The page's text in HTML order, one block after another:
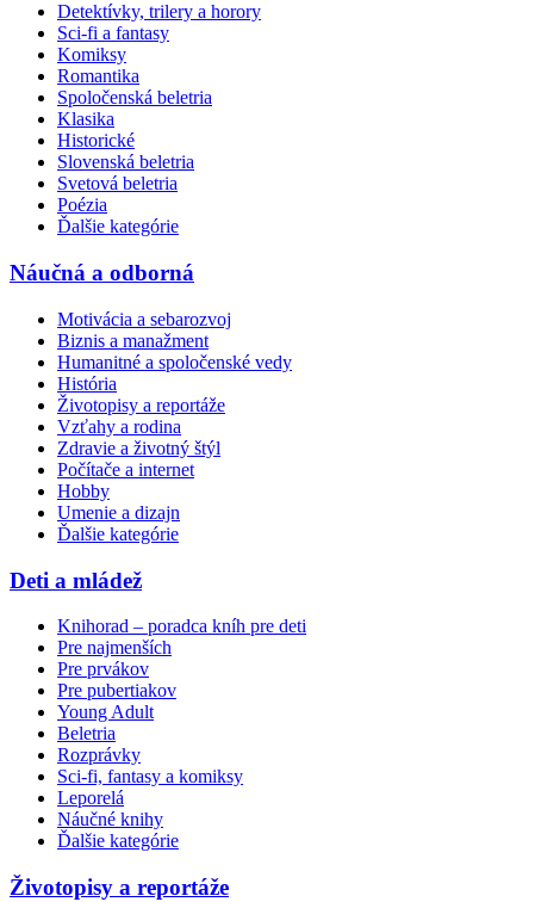
Detektívky, trilery a horory
Sci-fi a fantasy
Komiksy
Romantika
Spoločenská beletria
Klasika
Historické
Slovenská beletria
Svetová beletria
Poézia
Ďalšie kategórie
Náučná a odborná
Motivácia a sebarozvoj
Biznis a manažment
Humanitné a spoločenské vedy
História
Životopisy a reportáže
Vzťahy a rodina
Zdravie a životný štýl
Počítače a internet
Hobby
Umenie a dizajn
Ďalšie kategórie
Deti a mládež
Knihorad – poradca kníh pre deti
Pre najmenších
Pre prvákov
Pre pubertiakov
Young Adult
Beletria
Rozprávky
Sci-fi, fantasy a komiksy
Leporelá
Náučné knihy
Ďalšie kategórie
Životopisy a reportáže